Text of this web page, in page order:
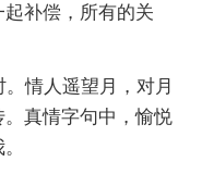
补偿，所有的关
情人遥望月，对月
真情字句中，愉悦